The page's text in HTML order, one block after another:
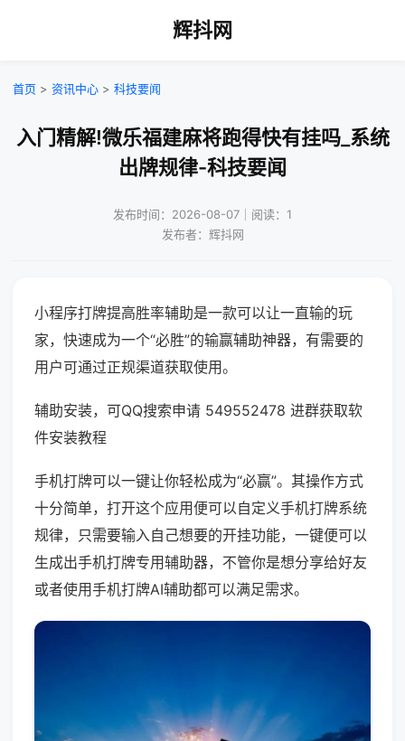
辉抖网
首页 > 资讯中心 > 科技要闻
入门精解!微乐福建麻将跑得快有挂吗_系统
出牌规律-科技要闻
发布时间：2026-08-07｜阅读：1
发布者：辉抖网
小程序打牌提高胜率辅助是一款可以让一直输的玩
家，快速成为一个“必胜”的输赢辅助神器，有需要的
用户可通过正规渠道获取使用。
辅助安装，可QQ搜索申请 549552478 进群获取软
件安装教程
手机打牌可以一键让你轻松成为“必赢”。其操作方式
十分简单，打开这个应用便可以自定义手机打牌系统
规律，只需要输入自己想要的开挂功能，一键便可以
生成出手机打牌专用辅助器，不管你是想分享给好友
或者使用手机打牌AI辅助都可以满足需求。